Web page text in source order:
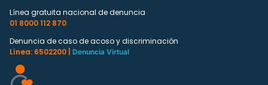
Línea gratuita nacional de denuncia
01 8000 112 870
Denuncia de caso de acoso y discriminación
Línea: 6502200 |
Denuncia Virtual